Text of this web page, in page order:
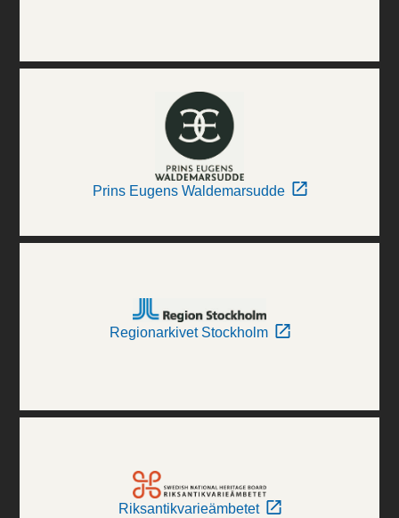
Prins Eugens Waldemarsudde
Regionarkivet Stockholm
Riksantikvarieämbetet